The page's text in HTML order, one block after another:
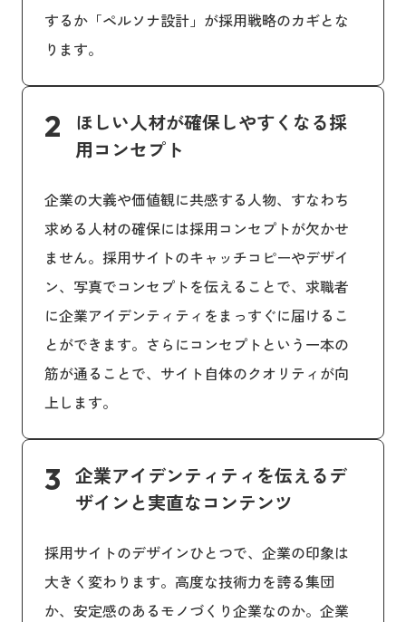
するか「ペルソナ設計」が採用戦略のカギとな
ります。
2
ほしい人材が確保しやすくなる採
用コンセプト
企業の大義や価値観に共感する人物、すなわち
求める人材の確保には採用コンセプトが欠かせ
ません。採用サイトのキャッチコピーやデザイ
ン、写真でコンセプトを伝えることで、求職者
に企業アイデンティティをまっすぐに届けるこ
とができます。さらにコンセプトという一本の
筋が通ることで、サイト自体のクオリティが向
上します。
3 企業アイデンティティを伝えるデ
ザインと実直なコンテンツ
採用サイトのデザインひとつで、企業の印象は
大きく変わります。高度な技術力を誇る集団
か、安定感のあるモノづくり企業なのか。企業